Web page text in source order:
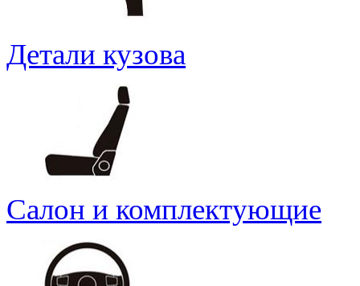
Детали кузова
Салон и комплектующие